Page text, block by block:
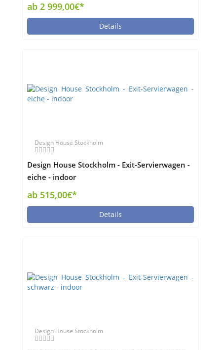
ab 2 999,00€*
Details
Design House Stockholm
Design House Stockholm - Exit-Servierwagen -
eiche - indoor
ab 515,00€*
Details
Design House Stockholm